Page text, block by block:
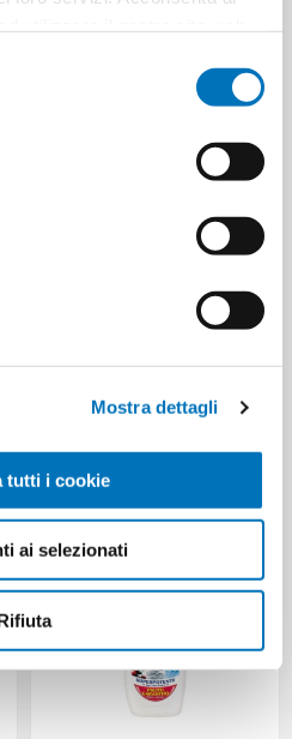
Mostra dettagli
tutti i cookie
ai selezionati
12
8003650012883
WHO BOUGHT
BOUGHT